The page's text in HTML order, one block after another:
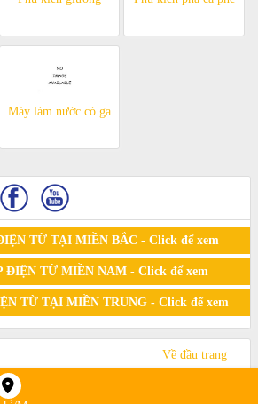
Máy làm nước có ga
TỪ TẠI MIỀN BẮC - Click để xem
ĐIỆN TỪ MIỀN NAM - Click để xem
TỪ TẠI MIỀN TRUNG - Click để xem
Về đầu trang
Rights Reserved by sieuthibepdientu